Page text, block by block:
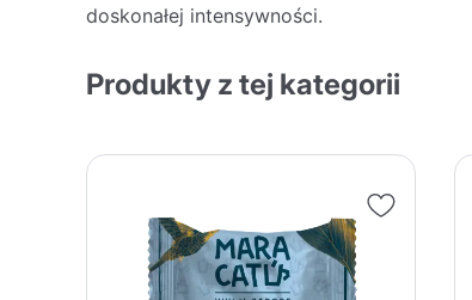
doskonałej intensywności.
Produkty z tej kategorii